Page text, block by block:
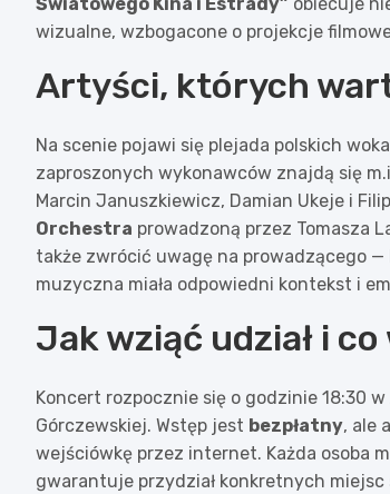
wizualne, wzbogacone o projekcje
Artyści, których
Na scenie pojawi się plejada polskich
zaproszonych wykonawców znajdą się
Marcin Januszkiewicz, Damian Ukeje i
Orchestra prowadzoną przez Tomasza
także zwrócić uwagę na prowadzącego —
muzyczna miała odpowiedni kontekst i
Jak wziąć udział i
Koncert rozpocznie się o godzinie 18:30
Górczewskiej. Wstęp jest bezpłatny, ale
wejściówkę przez internet. Każda osoba
gwarantuje przydział konkretnych